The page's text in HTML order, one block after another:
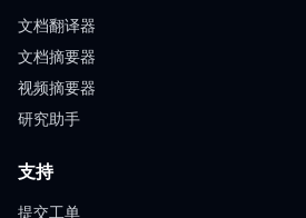
文档翻译器
文档摘要器
视频摘要器
研究助手
支持
提交工单